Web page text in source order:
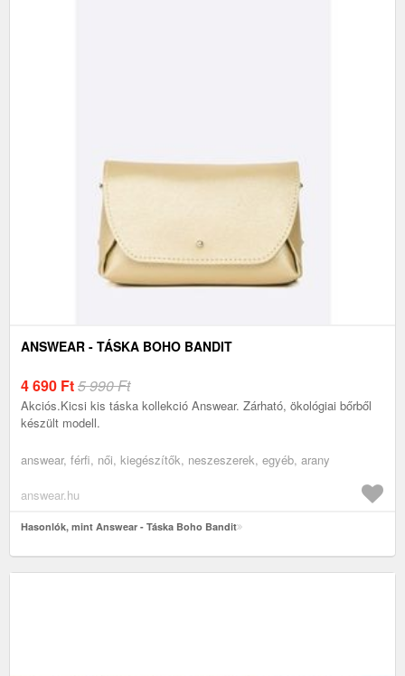
ANSWEAR - TÁSKA BOHO BANDIT
4 690 Ft5 990 Ft
Akciós.Kicsi kis táska kollekció Answear. Zárható, ökológiai bőrből
készült modell.
answear, férfi, női, kiegészítők, neszeszerek, egyéb, arany
answear.hu
Hasonlók, mint Answear - Táska Boho Bandit